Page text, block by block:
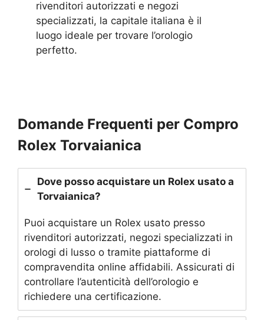
rivenditori autorizzati e negozi
specializzati, la capitale italiana è il
luogo ideale per trovare l’orologio
perfetto.
Domande Frequenti per Compro
Rolex Torvaianica
Dove posso acquistare un Rolex usato a
Torvaianica?
Puoi acquistare un Rolex usato presso
rivenditori autorizzati, negozi specializzati in
orologi di lusso o tramite piattaforme di
compravendita online affidabili. Assicurati di
controllare l’autenticità dell’orologio e
richiedere una certificazione.